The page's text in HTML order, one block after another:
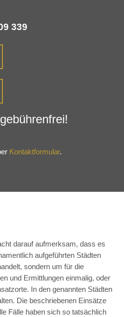
339
Kontaktformular.
darauf aufmerksam, dass es
aufgeführten Städten
sondern um für die
und Ermittlungen einmalig, oder
In den genannten Städten
Die beschriebenen Einsätze
Fälle haben sich so tatsächlich